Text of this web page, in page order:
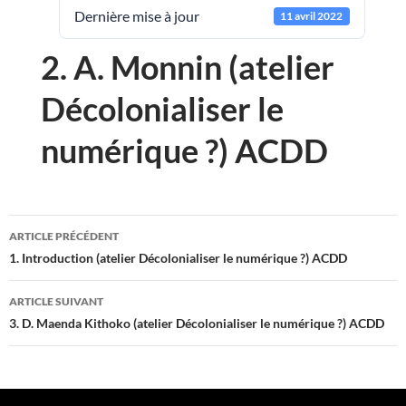
Dernière mise à jour 11 avril 2022
2. A. Monnin (atelier
Décolonialiser le
numérique ?) ACDD
Navigation
des
articles
ARTICLE PRÉCÉDENT
1. Introduction (atelier Décolonialiser le numérique ?) ACDD
ARTICLE SUIVANT
3. D. Maenda Kithoko (atelier Décolonialiser le numérique ?) ACDD